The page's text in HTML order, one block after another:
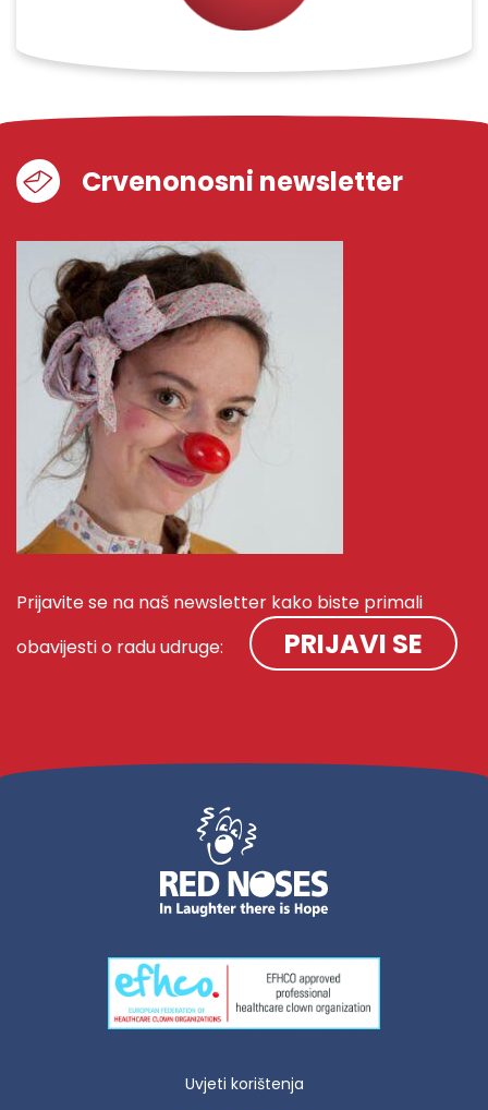
Crvenonosni newsletter
Prijavite se na naš newsletter kako biste primali
obavijesti o radu udruge:
PRIJAVI SE
Uvjeti korištenja